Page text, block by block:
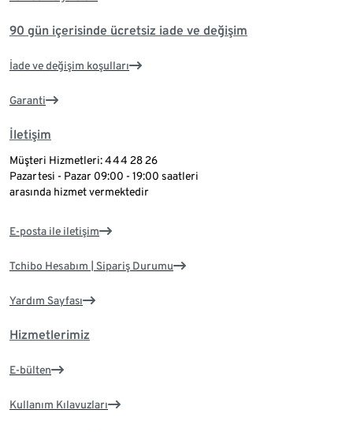
90 gün içerisinde ücretsiz iade ve değişim
İade ve değişim koşulları
Garanti
İletişim
Müşteri Hizmetleri: 444 28 26
Pazartesi - Pazar 09:00 - 19:00 saatleri
arasında hizmet vermektedir
E-posta ile iletişim
Tchibo Hesabım | Sipariş Durumu
Yardım Sayfası
Hizmetlerimiz
E-bülten
Kullanım Kılavuzları